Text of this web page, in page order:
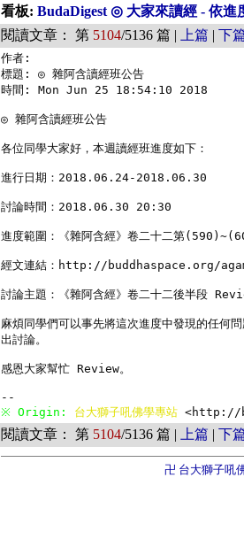
看板: BudaDigest ◎ 大家來讀經 - 依進
閱讀文章： 第 5104/5136 篇 | 上篇 | 下
作者:
標題: ◎ 雜阿含讀經班公告
時間: Mon Jun 25 18:54:10 2018
◎ 雜阿含讀經班公告
各位同學大家好，本週讀經班進度如下：
進行日期：2018.06.24-2018.06.30
討論時間：2018.06.30 20:30
進度範圍：《雜阿含經》卷二十二第
經文連結：http://buddhaspace.org/
討論主題：《雜阿含經》卷二十二後半段
麻煩同學們可以事先將這次進度中發現的任何
出討論。
感恩大家幫忙 Review。
※ Origin: 台大獅子吼佛學專站 <http://
閱讀文章： 第 5104/5136 篇 | 上篇 | 下
卍 台大獅子吼